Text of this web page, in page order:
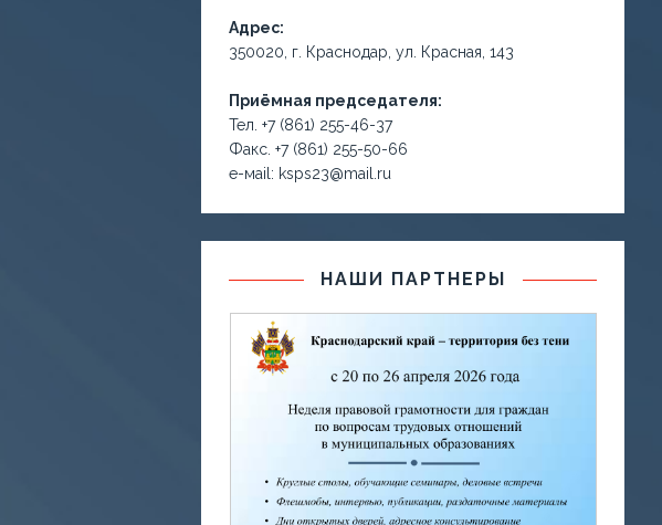
Адрес:
350020, г. Краснодар, ул. Красная, 143
Приёмная председателя:
Тел. +7 (861) 255-46-37
Факс. +7 (861) 255-50-66
е-маil: ksps23@mail.ru
НАШИ ПАРТНЕРЫ